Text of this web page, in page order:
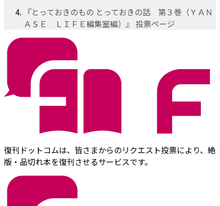
『とっておきのもの とっておきの話 第３巻（ＹＡＮ
ＡＳＥ ＬＩＦＥ編集室編）』 投票ページ
復刊ドットコムは、皆さまからのリクエスト投票により、絶
版・品切れ本を復刊させるサービスです。